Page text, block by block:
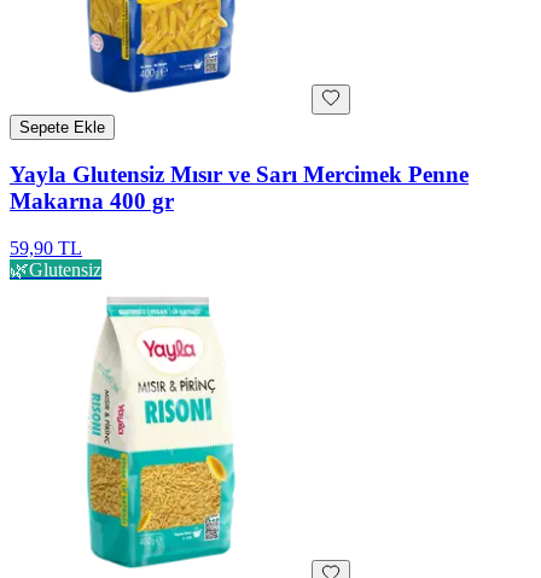
Sepete Ekle
Yayla Glutensiz Mısır ve Sarı Mercimek Penne
Makarna 400 gr
59,90 TL
🌿Glutensiz